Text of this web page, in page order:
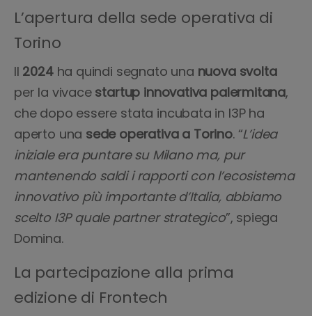
L’apertura della sede operativa di
Torino
Il 2024ha quindi segnato una nuova svolta
per la vivace startup innovativa palermitana,
che dopo essere stata incubata in I3P ha
aperto una sede operativa a Torino. “L’idea
iniziale era puntare su Milano ma, pur
mantenendo saldi i rapporti con l’ecosistema
innovativo più importante d’Italia, abbiamo
scelto I3P quale partner strategico”, spiega
Domina.
La partecipazione alla prima
edizione di Frontech